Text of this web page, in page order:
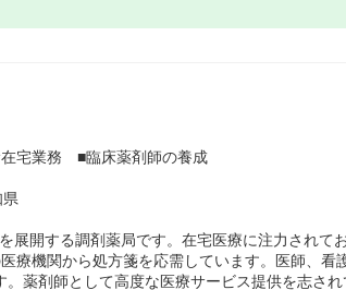
宅業務 ■臨床薬剤師の養成
展開する調剤薬局です。在宅医療に注力されて
療機関から処方箋を応需しています。医師、看
薬剤師として高度な医療サービス提供を志さ